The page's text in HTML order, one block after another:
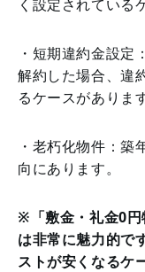
く設定されている
・短期違約金設
解約した場合、違
るケースがあります
・老朽化物件：築
向にあります。
※「敷金・礼金0円
は非常に魅力的で
ストが安くなるケ